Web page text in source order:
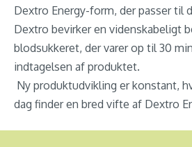
Dextro Energy-form, der passer til
Dextro bevirker en videnskabeligt
blodsukkeret, der varer op til 30
indtagelsen af produktet.
Ny produktudvikling er konstant,
dag finder en bred vifte af Dextro